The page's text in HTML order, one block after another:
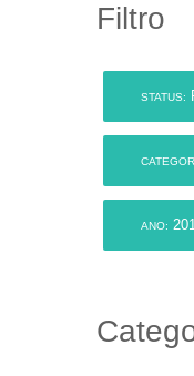
Filtro
STATUS:
ANO: